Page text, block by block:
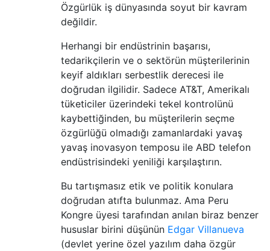
Özgürlük iş dünyasında soyut bir kavram
değildir.
Herhangi bir endüstrinin başarısı,
tedarikçilerin ve o sektörün müşterilerinin
keyif aldıkları serbestlik derecesi ile
doğrudan ilgilidir. Sadece AT&T, Amerikalı
tüketiciler üzerindeki tekel kontrolünü
kaybettiğinden, bu müşterilerin seçme
özgürlüğü olmadığı zamanlardaki yavaş
yavaş inovasyon temposu ile ABD telefon
endüstrisindeki yeniliği karşılaştırın.
Bu tartışmasız etik ve politik konulara
doğrudan atıfta bulunmaz. Ama Peru
Kongre üyesi tarafından anılan biraz benzer
hususlar birini düşünün Edgar Villanueva
(devlet yerine özel yazılım daha özgür